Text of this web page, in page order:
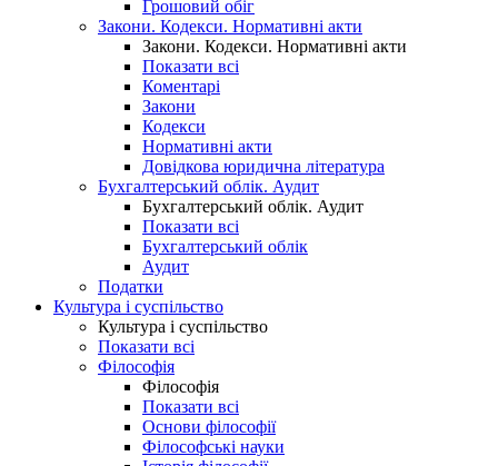
Грошовий обіг
Закони. Кодекси. Нормативні акти
Закони. Кодекси. Нормативні акти
Показати всі
Коментарі
Закони
Кодекси
Нормативні акти
Довідкова юридична література
Бухгалтерський облік. Аудит
Бухгалтерський облік. Аудит
Показати всі
Бухгалтерський облік
Аудит
Податки
Культура і суспільство
Культура і суспільство
Показати всі
Філософія
Філософія
Показати всі
Основи філософії
Філософські науки